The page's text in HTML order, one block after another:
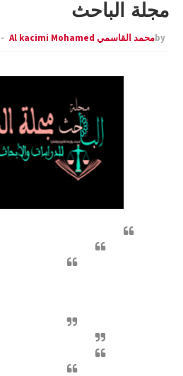
مجلة الباحث
byمحمد القاسمي Al kacimi Mohamed
ذ/